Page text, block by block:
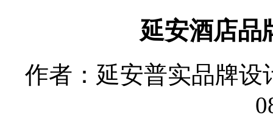
延安酒店品
作者：延安普实品牌设